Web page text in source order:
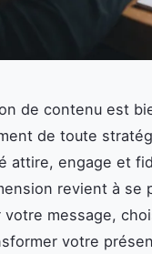
de contenu est
de toute
attire, engage et
revient à se
votre message,
votre